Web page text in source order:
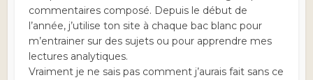
commentaires composé. Depuis le début de
l’année, j’utilise ton site à chaque bac blanc pour
m’entrainer sur des sujets ou pour apprendre mes
lectures analytiques.
Vraiment je ne sais pas comment j’aurais fait sans ce